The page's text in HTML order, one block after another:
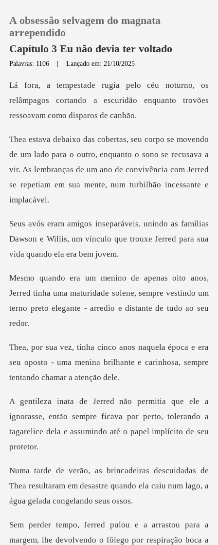
Loja
Sair
Baixar App
A obsessão selvagem do magnata
arrependido
Capítulo 3 Eu não devia ter voltado
Palavras: 1106 |Lançado em: 21/10/2025
, os
relâmpagos cortando a escuridão enquant
ro, enquanto o sono se recusava a
vir. As lembranças de um ano de convivênci
amílias
Dawson e Willis, um vínculo que trouxe
tinha uma maturidade solene, sempre vestindo um
terno p
ca e era
seu oposto - uma menina brilhante e ca
sse, então sempre ficava por perto, tolerando a
tagarelic
s de
Thea resultaram em desastre quando ela cai
rastou para a
margem, lhe devolvendo